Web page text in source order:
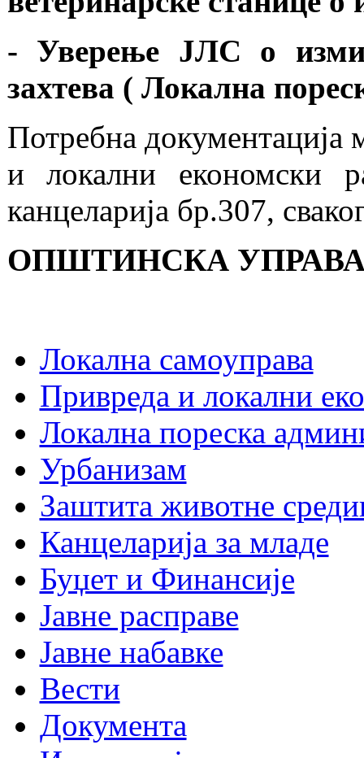
- Уверење ЈЛС о
захтева ( Локална
Потребна
и локални економски
канцеларија бр.307,
ОПШТИНСКА
Локална самоуправа
Привреда и локални
Локална пореска
Урбанизам
Заштита животне
Канцеларија за младе
Буџет и Финансије
Јавне расправе
Јавне набавке
Вести
Документа